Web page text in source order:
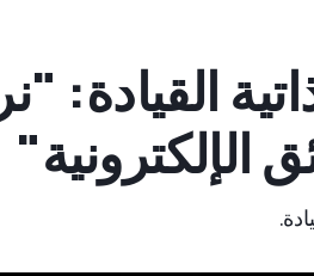
القيادة:
الإلكترونية"